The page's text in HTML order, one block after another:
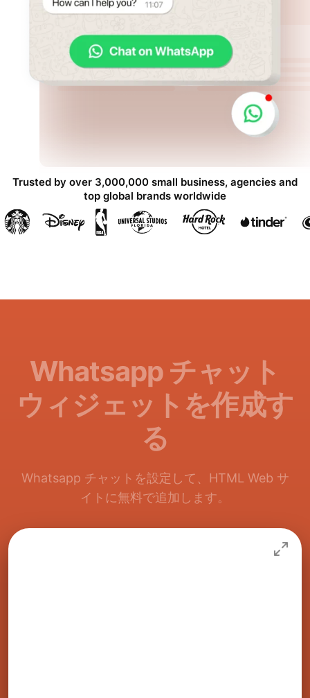
Trusted by over 3,000,000 small business, agencies and
top global brands worldwide
Whatsapp チャット
ウィジェットを作成す
る
Whatsapp チャットを設定して、HTML Web サ
イトに無料で追加します。